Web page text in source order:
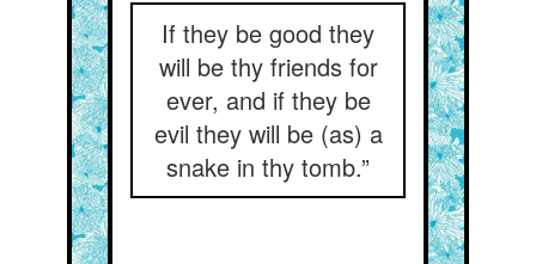
If they be good they
will be thy friends for
ever, and if they be
evil they will be (as) a
snake in thy tomb.”